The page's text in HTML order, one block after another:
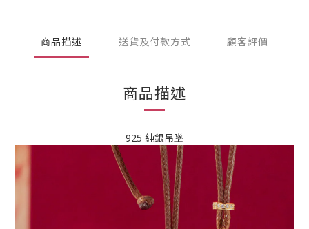
商品描述 送貨及付款方式 顧客評價
商品描述
925 純銀吊墜